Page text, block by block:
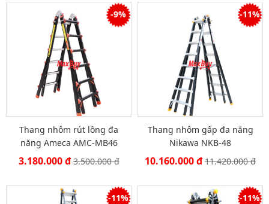
-9%
Thang nhôm rút lồng đa
năng Ameca AMC-MB46
3.180.000 đ3.500.000 đ
-11%
Thang nhôm gấp đa năng
Nikawa NKB-48
10.160.000 đ11.420.000 đ
-11% -11%